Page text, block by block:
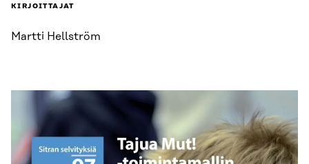
KIRJOITTAJAT
Martti Hellström